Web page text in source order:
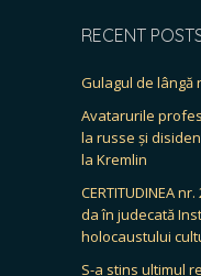
RECENT
Gulagul de lângă
Avatarurile
la russe și
la Kremlin
CERTITUDINEA
da în judecată
holocaustului
S-a stins ultimul